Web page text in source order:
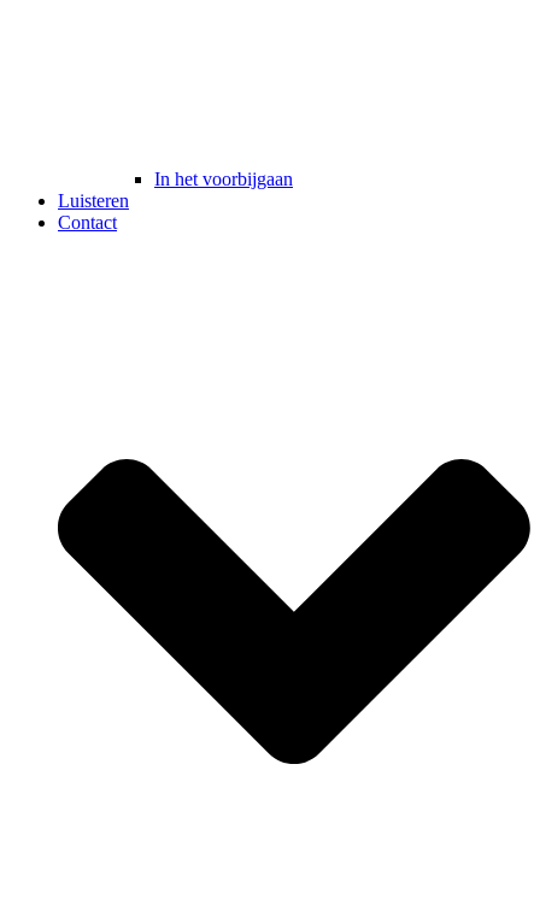
In het voorbijgaan
Luisteren
Contact